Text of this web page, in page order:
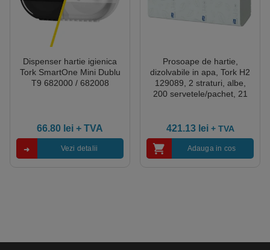
Dispenser hartie igienica
Tork SmartOne Mini Dublu
T9 682000 / 682008
66.80 lei + TVA
Vezi detalii
Prosoape de hartie,
dizolvabile in apa, Tork H2
129089, 2 straturi, albe,
200 servetele/pachet, 21
421.13 lei + TVA
Adauga in cos